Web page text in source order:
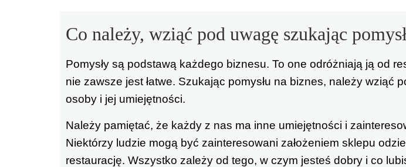
Co należy, wziąć pod uwagę szukając
Pomysły są podstawą każdego biznesu. To one odróżniają ją od
nie zawsze jest łatwe. Szukając pomysłu na biznes, należy
osoby i jej umiejętności.
Należy pamiętać, że każdy z nas ma inne umiejętności i
Niektórzy ludzie mogą być zainteresowani założeniem sklepu
restaurację. Wszystko zależy od tego, w czym jesteś dobry i co